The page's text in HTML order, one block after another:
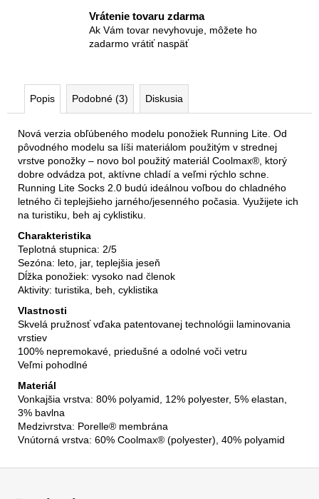
Vrátenie tovaru zdarma
Ak Vám tovar nevyhovuje, môžete ho
zadarmo vrátiť naspäť
Popis Podobné (3) Diskusia
Nová verzia obľúbeného modelu ponožiek Running Lite. Od
pôvodného modelu sa líši materiálom použitým v strednej
vrstve ponožky – novo bol použitý materiál Coolmax®, ktorý
dobre odvádza pot, aktívne chladí a veľmi rýchlo schne.
Running Lite Socks 2.0 budú ideálnou voľbou do chladného
letného či teplejšieho jarného/jesenného počasia. Využijete ich
na turistiku, beh aj cyklistiku.
Charakteristika
Teplotná stupnica: 2/5
Sezóna: leto, jar, teplejšia jeseň
Dĺžka ponožiek: vysoko nad členok
Aktivity: turistika, beh, cyklistika
Vlastnosti
Skvelá pružnosť vďaka patentovanej technológii laminovania
vrstiev
100% nepremokavé, priedušné a odolné voči vetru
Veľmi pohodlné
Materiál
Vonkajšia vrstva: 80% polyamid, 12% polyester, 5% elastan,
3% bavlna
Medzivrstva: Porelle® membrána
Vnútorná vrstva: 60% Coolmax® (polyester), 40% polyamid